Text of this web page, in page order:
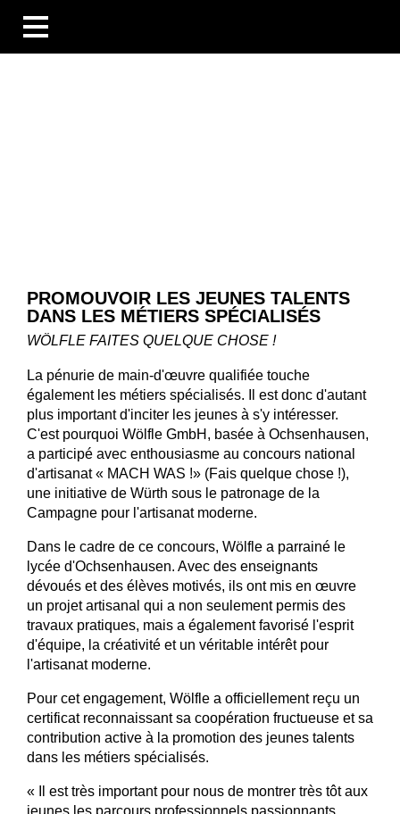
CARRIÈRE
TÉLÉCHARGEMENTS
DEENFR
PROMOUVOIR LES JEUNES TALENTS
DANS LES MÉTIERS SPÉCIALISÉS
WÖLFLE FAITES QUELQUE CHOSE !
La pénurie de main-d'œuvre qualifiée touche
également les métiers spécialisés. Il est donc d'autant
plus important d'inciter les jeunes à s'y intéresser.
C'est pourquoi Wölfle GmbH, basée à Ochsenhausen,
a participé avec enthousiasme au concours national
d'artisanat « MACH WAS !» (Fais quelque chose !),
une initiative de Würth sous le patronage de la
Campagne pour l'artisanat moderne.
Dans le cadre de ce concours, Wölfle a parrainé le
lycée d'Ochsenhausen. Avec des enseignants
dévoués et des élèves motivés, ils ont mis en œuvre
un projet artisanal qui a non seulement permis des
travaux pratiques, mais a également favorisé l'esprit
d'équipe, la créativité et un véritable intérêt pour
l'artisanat moderne.
Pour cet engagement, Wölfle a officiellement reçu un
certificat reconnaissant sa coopération fructueuse et sa
contribution active à la promotion des jeunes talents
dans les métiers spécialisés.
« Il est très important pour nous de montrer très tôt aux
jeunes les parcours professionnels passionnants